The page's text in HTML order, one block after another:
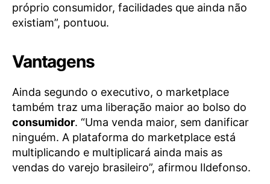
próprio consumidor, facilidades que ainda não
existiam”, pontuou.
Vantagens
Ainda segundo o executivo, o marketplace
também traz uma liberação maior ao bolso do
consumidor. “Uma venda maior, sem danificar
ninguém. A plataforma do marketplace está
multiplicando e multiplicará ainda mais as
vendas do varejo brasileiro”, afirmou Ildefonso.